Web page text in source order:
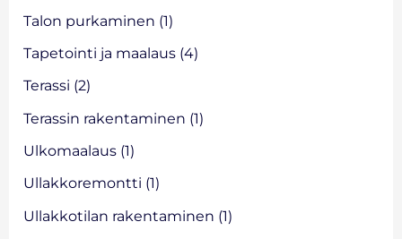
Talon purkaminen (1)
Tapetointi ja maalaus (4)
Terassi (2)
Terassin rakentaminen (1)
Ulkomaalaus (1)
Ullakkoremontti (1)
Ullakkotilan rakentaminen (1)